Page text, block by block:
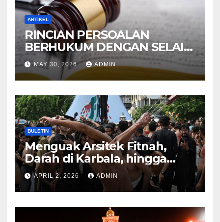
ARTIKEL
RINCIAN PERSOALAN
BERHUKUM DENGAN SELAIN
HUKUM ALLAH DALAM
KITAB AT-TAMHID SYARAH
KITAB AT-TAUHID
MAY 30, 2026 ADMIN
BULETIN
Menguak Arsitek Fitnah,
Darah di Karbala, hingga
Lahirnya Sekte-sekte serta
Mitos Imam Gaib
APRIL 2, 2026 ADMIN